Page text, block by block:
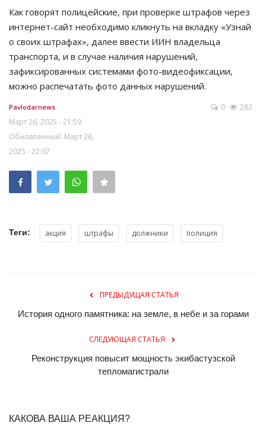
Как говорят полицейские, при проверке штрафов через
интернет-сайт необходимо кликнуть на вкладку «Узнай
о своих штрафах», далее ввести ИИН владельца
транспорта, и в случае наличия нарушений,
зафиксированных системами фото-видеофиксации,
можно распечатать фото данных нарушений.
Pavlodarnews
Март 26, 2025 - 21:59
Обновленный: Март 26,
2025 - 22:07
0 283
Теги: акция штрафы должники полиция
ПРЕДЫДУЩАЯ СТАТЬЯ
История одного памятника: на земле, в небе и за горами
СЛЕДУЮЩАЯ СТАТЬЯ
Реконструкция повысит мощность экибастузской
тепломагистрали
КАКОВА ВАША РЕАКЦИЯ?